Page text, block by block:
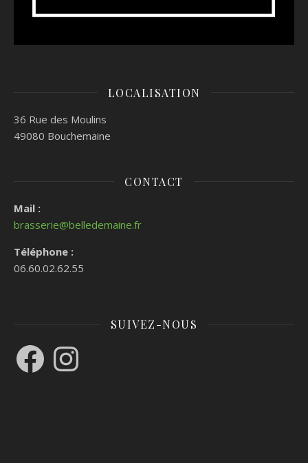
LOCALISATION
36 Rue des Moulins
49080 Bouchemaine
CONTACT
Mail :
brasserie@belledemaine.fr
Téléphone :
06.60.02.62.55
SUIVEZ-NOUS
FacebookInstagram